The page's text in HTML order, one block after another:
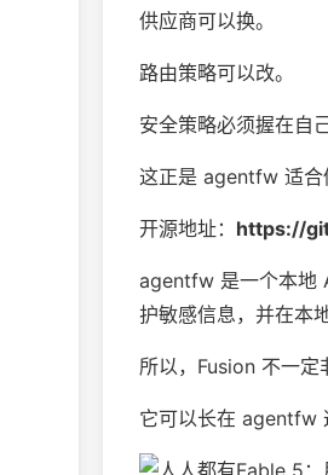
供应商可以换。
路由策略可以改。
安全策略必须握在自
这正是 agentfw 适合
开源地址： https://
agentfw 是一个本地
护敏感信息，并在本
所以，Fusion 不一定
它可以长在 agentfw